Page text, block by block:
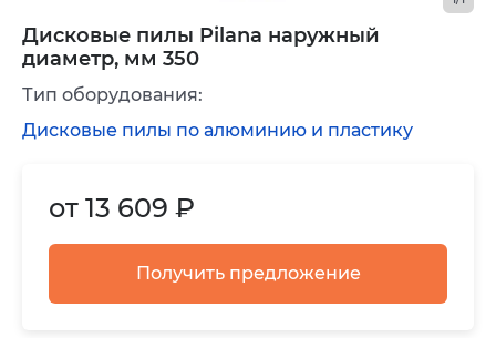
Дисковые пилы Pilana наружный
диаметр, мм 350
от 13 609 ₽
Получить предложение
Тип оборудования:
Дисковые пилы по алюминию и пластику